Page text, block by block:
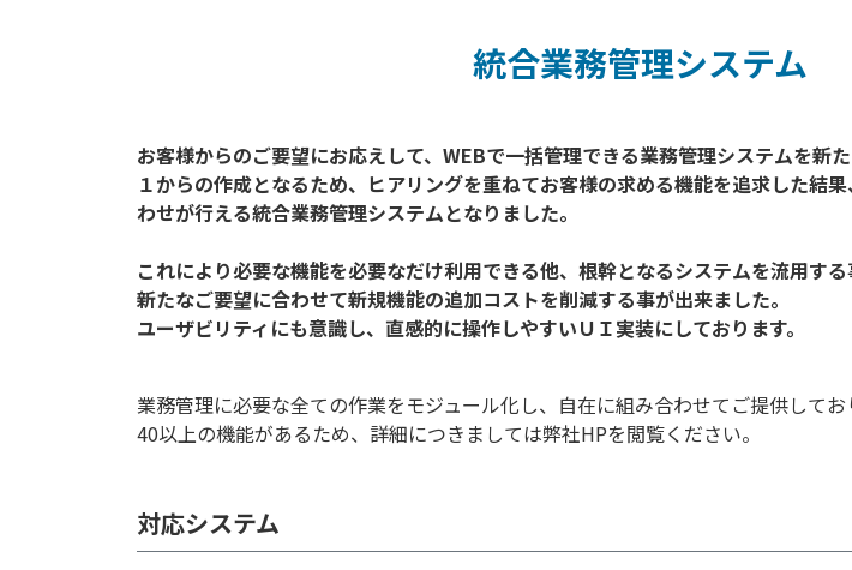
統合業務管理システム
お客様からのご要望にお応えして、WEBで一括管理できる業務管理システムを新た
１からの作成となるため、ヒアリングを重ねてお客様の求める機能を追求した結
わせが行える統合業務管理システムとなりました。
これにより必要な機能を必要なだけ利用できる他、根幹となるシステムを流用する
新たなご要望に合わせて新規機能の追加コストを削減する事が出来ました。
業務管理に必要な全ての作業をモジュール化し、自在に組み合わせてご提供してお
40以上の機能があるため、詳細につきましては弊社HPを閲覧ください。
対応システム